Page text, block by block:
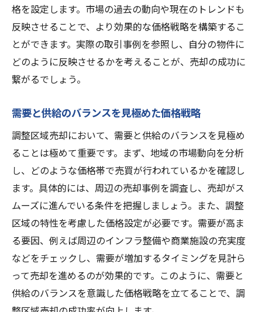
地域特有の制約とその影響を知る
調整区域特有の資産価値を活かす売却法
地域コミュニティとの協調による売却活動
調整区域の魅力を引き出すプレゼンテーシ
成功事例から学ぶ効果的な売却アプローチ
茨城県那珂市における調整区域売却の市場動向
とトレンド
最新の市場動向を把握する情報源
那珂市特有の市場トレンドを分析
地域経済の動向が売却に与える影響
過去の売却事例から見る市場の変化
今後の市場予測と売却戦略への応用
地域住民のニーズを反映した売却方法
土地利用制限を超えた売却のための準備と提案
のコツ
格を設定します。市場の過去の動向や現在のトレンドも
反映させることで、より効果的な価格戦略を構築するこ
とができます。実際の取引事例を参照し、自分の物件に
どのように反映させるかを考えることが、売却の成功に
繋がるでしょう。
需要と供給のバランスを見極めた価格戦略
調整区域売却において、需要と供給のバランスを見極め
ることは極めて重要です。まず、地域の市場動向を分析
し、どのような価格帯で売買が行われているかを確認し
ます。具体的には、周辺の売却事例を調査し、売却がス
ムーズに進んでいる条件を把握しましょう。また、調整
区域の特性を考慮した価格設定が必要です。需要が高ま
る要因、例えば周辺のインフラ整備や商業施設の充実度
などをチェックし、需要が増加するタイミングを見計ら
って売却を進めるのが効果的です。このように、需要と
供給のバランスを意識した価格戦略を立てることで、調